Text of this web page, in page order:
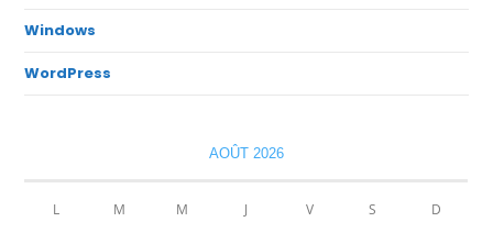
Windows
WordPress
AOÛT 2026
L M M J V S D